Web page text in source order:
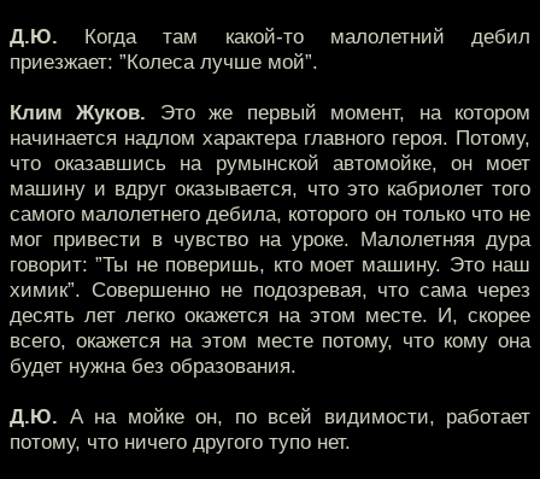
Д.Ю. Когда там какой-то малолетний дебил
приезжает: ”Колеса лучше мой”.
Клим Жуков. Это же первый момент, на котором
начинается надлом характера главного героя. Потому,
что оказавшись на румынской автомойке, он моет
машину и вдруг оказывается, что это кабриолет того
самого малолетнего дебила, которого он только что не
мог привести в чувство на уроке. Малолетняя дура
говорит: ”Ты не поверишь, кто моет машину. Это наш
химик”. Совершенно не подозревая, что сама через
десять лет легко окажется на этом месте. И, скорее
всего, окажется на этом месте потому, что кому она
будет нужна без образования.
Д.Ю. А на мойке он, по всей видимости, работает
потому, что ничего другого тупо нет.